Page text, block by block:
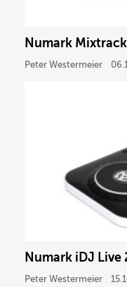
Numark
Peter Westermeier
Numark iDJ Live
Peter Westermeier